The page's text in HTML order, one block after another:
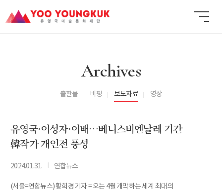
Archives
출판물 비평 보도자료 영상
유영국·이성자·이배…베니스비엔날레 기간
韓작가 개인전 풍성
2024.01.31. 연합뉴스
(서울=연합뉴스) 황희경 기자 = 오는 4월 개막하는 세계 최대의